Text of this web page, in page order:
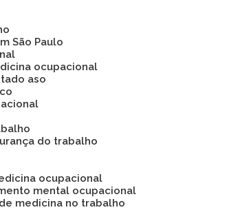
São Paulo
ocupacional
aso
do trabalho
ocupacional
mental ocupacional
de medicina no trabalho